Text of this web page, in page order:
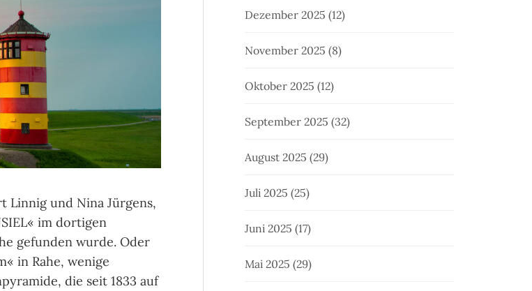
Linnig und Nina Jürgens,
im dortigen
gefunden wurde. Oder
in Rahe, wenige
die seit 1833 auf
Dezember 2025 (12)
November 2025 (8)
Oktober 2025 (12)
September 2025 (32)
August 2025 (29)
Juli 2025 (25)
Juni 2025 (17)
Mai 2025 (29)